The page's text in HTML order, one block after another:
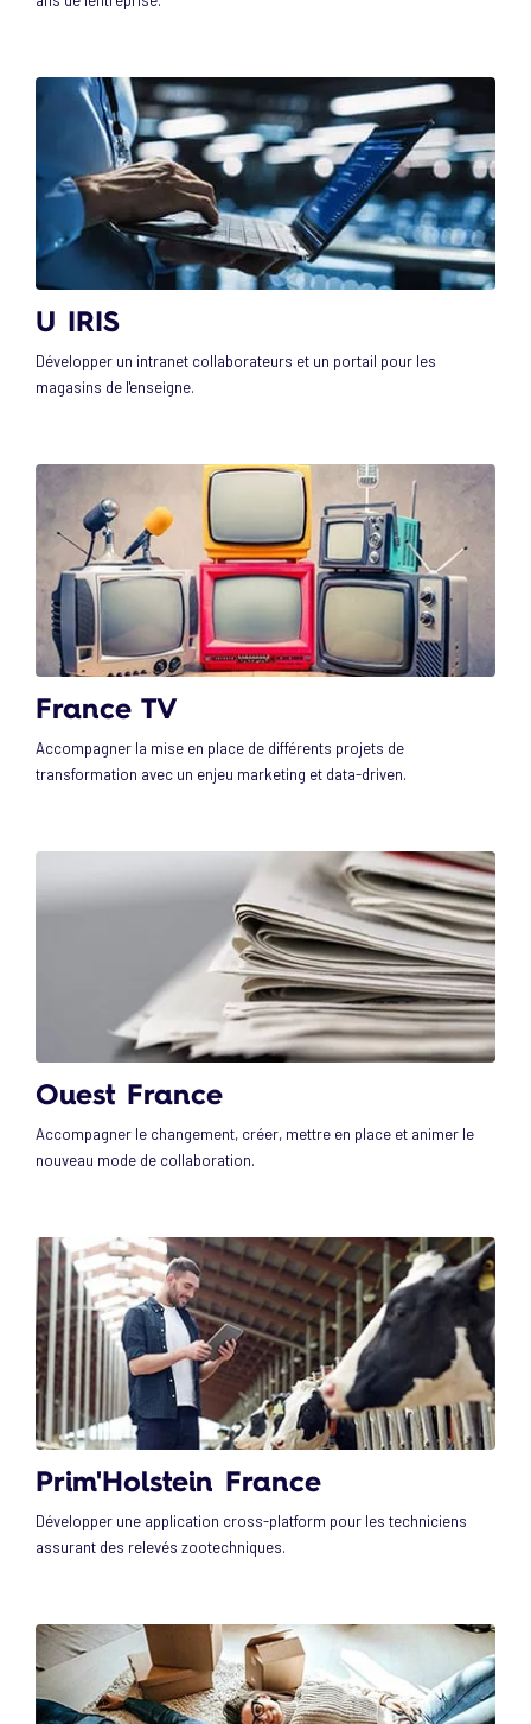
U IRIS
Développer un intranet collaborateurs et un portail pour les
magasins de l'enseigne.
France TV
Accompagner la mise en place de différents projets de
transformation avec un enjeu marketing et data-driven.
Ouest France
Accompagner le changement, créer, mettre en place et animer le
nouveau mode de collaboration.
Prim'Holstein France
Développer une application cross-platform pour les techniciens
assurant des relevés zootechniques.